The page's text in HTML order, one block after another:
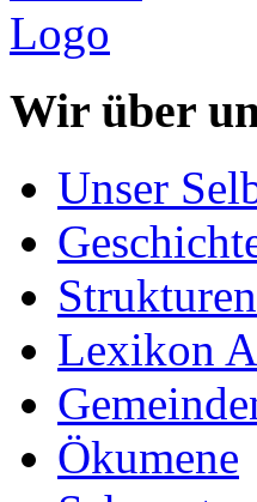
Wir über
Unser
Lexikon
Ökumene